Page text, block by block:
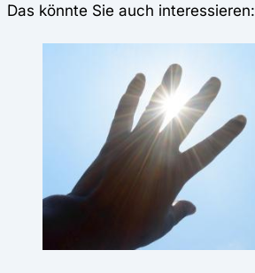
Das könnte Sie auch interessieren: